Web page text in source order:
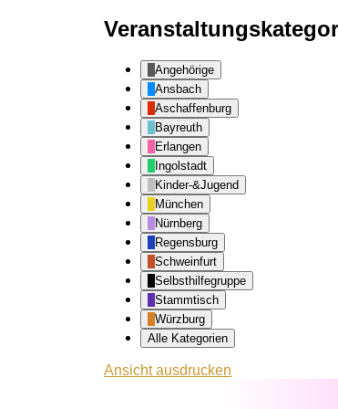
Angehörige
Ansbach
Aschaffenburg
Bayreuth
Erlangen
Ingolstadt
Kinder-&Jugend
München
Nürnberg
Regensburg
Schweinfurt
Selbsthilfegruppe
Stammtisch
Würzburg
Alle Kategorien
Ansichtausdrucken